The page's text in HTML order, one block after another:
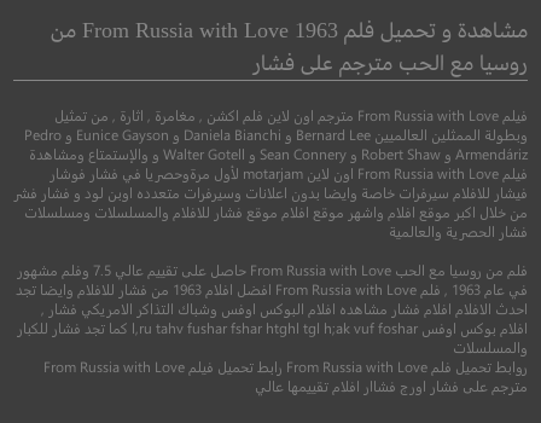
المكان المُقفر
4.6
2021
+15 مترجم
8.2
2016
+16
مشاهدة و تحميل فلم From Russia with Love 1963 من
روسيا مع الحب مترجم على فشار
فيلم From Russia with Love مترجم اون لاين فلم اكشن , مغامرة , اثارة , من تمثيل
وبطولة الممثلين العالميين Bernard Lee و Daniela Bianchi و Eunice Gayson و Pedro
Armendáriz و Robert Shaw و Sean Connery و Walter Gotell و والإستمتاع ومشاهدة
فيلم From Russia with Love اون لاين motarjam لأول مرةوحصريا في فشار فوشار
فيشار للافلام سيرفرات خاصة وايضا بدون اعلانات وسيرفرات متعدده اوبن لود و فشار فشر
من خلال اكبر موقع افلام واشهر موقع افلام موقع فشار للافلام والمسلسلات ومسلسلات
فشار الحصرية والعالمية
فلم من روسيا مع الحب From Russia with Love حاصل على تقييم عالي 7.5 وفلم مشهور
في عام 1963 , فلم From Russia with Love افضل افلام 1963 من فشار للافلام وايضا تجد
احدث الافلام افلام فشار مشاهده افلام البوكس اوفس وشباك التذاكر الامريكي فشار ,
افلام بوكس اوفس l,ru tahv fushar fshar htghl tgl h;ak vuf foshar كما تجد فشار للكبار
والمسلسلات
روابط تحميل فلم From Russia with Love رابط تحميل فيلم From Russia with Love
مترجم على فشار اورج فشاار افلام تقييمها عالي